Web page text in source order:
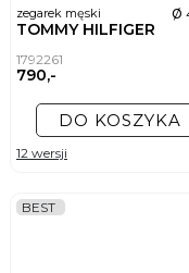
zegarek męski ø
TOMMY HILFIGER
1792261
790,-
DO KOSZYKA
12 wersji
BEST